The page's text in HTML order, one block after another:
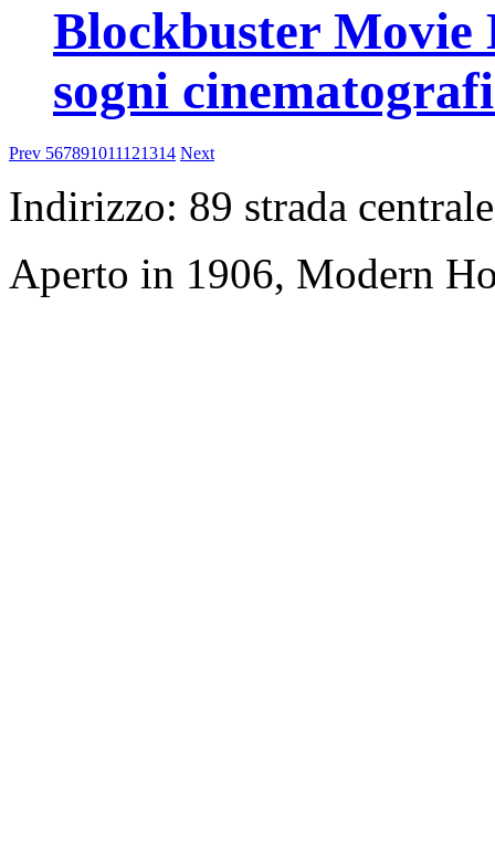
Blockbuster
sogni
Prev 567891011121314 Next
Indirizzo: 89 strada
Aperto in 1906, Modern